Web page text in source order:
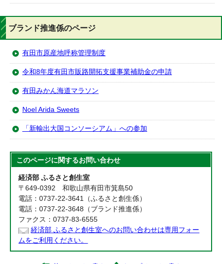
ブランド推進係のページ
有田市原産地呼称管理制度
令和8年度有田市販路開拓支援事業補助金の申請
有田みかん海道マラソン
Noel Arida Sweets
「新輸出大国コンソーシアム」への参加
このページに関するお問い合わせ
経済部 ふるさと創生室
〒649-0392 和歌山県有田市箕島50
電話：0737-22-3641（ふるさと創生係）
電話：0737-22-3648（ブランド推進係）
ファクス：0737-83-6555
経済部 ふるさと創生室へのお問い合わせは専用フォー
ムをご利用ください。